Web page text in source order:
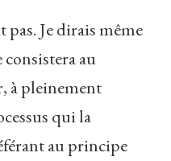
pas. Je dirais même
consistera au
à pleinement
qui la
au principe